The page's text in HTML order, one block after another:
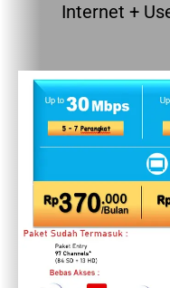
Internet +